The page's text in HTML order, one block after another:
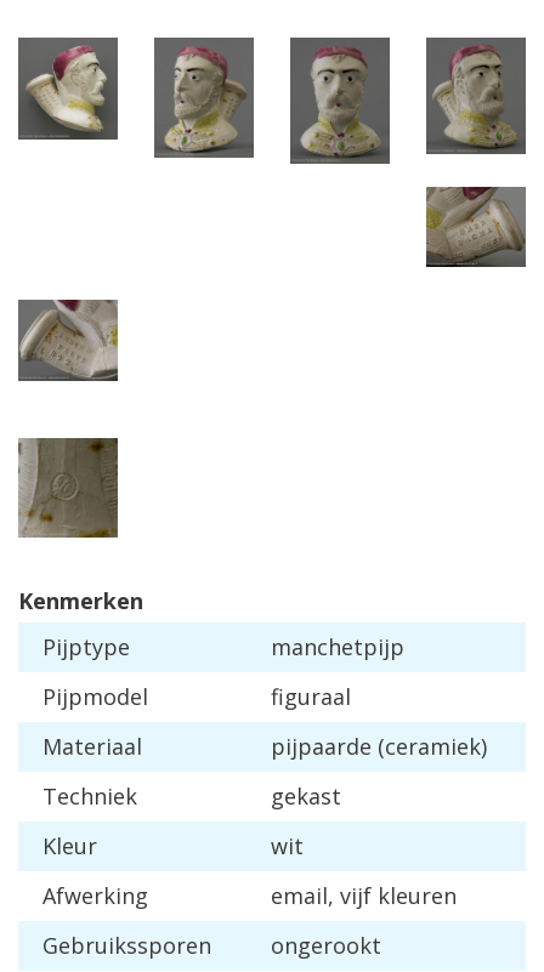
Kenmerken
Pijptype
manchetpijp
Pijpmodel
figuraal
Materiaal
pijpaarde (ceramiek)
Techniek
gekast
Kleur
wit
Afwerking
email, vijf kleuren
Gebruikssporen
ongerookt